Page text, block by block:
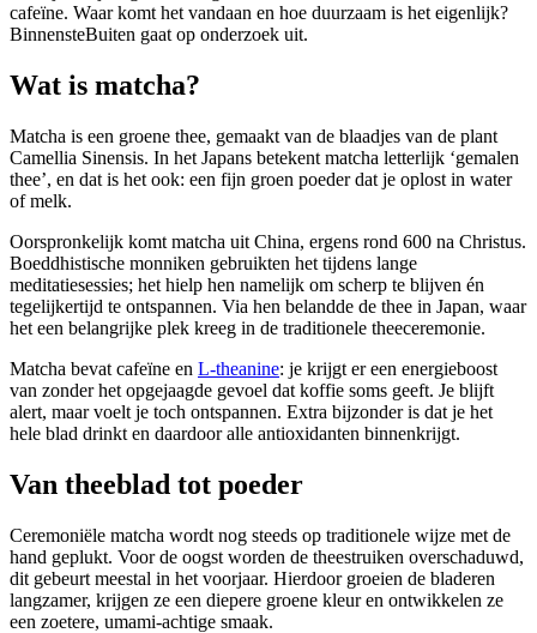
cafeïne. Waar komt het vandaan en hoe duurzaam is het eigenlijk?
BinnensteBuiten gaat op onderzoek uit.
Wat is matcha?
Matcha is een groene thee, gemaakt van de blaadjes van de plant
Camellia Sinensis. In het Japans betekent matcha letterlijk ‘gemalen
thee’, en dat is het ook: een fijn groen poeder dat je oplost in water
of melk.
Oorspronkelijk komt matcha uit China, ergens rond 600 na Christus.
Boeddhistische monniken gebruikten het tijdens lange
meditatiesessies; het hielp hen namelijk om scherp te blijven én
tegelijkertijd te ontspannen. Via hen belandde de thee in Japan, waar
het een belangrijke plek kreeg in de traditionele theeceremonie.
Matcha bevat cafeïne en L-theanine: je krijgt er een energieboost
van zonder het opgejaagde gevoel dat koffie soms geeft. Je blijft
alert, maar voelt je toch ontspannen. Extra bijzonder is dat je het
hele blad drinkt en daardoor alle antioxidanten binnenkrijgt.
Van theeblad tot poeder
Ceremoniële matcha wordt nog steeds op traditionele wijze met de
hand geplukt. Voor de oogst worden de theestruiken overschaduwd,
dit gebeurt meestal in het voorjaar. Hierdoor groeien de bladeren
langzamer, krijgen ze een diepere groene kleur en ontwikkelen ze
een zoetere, umami-achtige smaak.